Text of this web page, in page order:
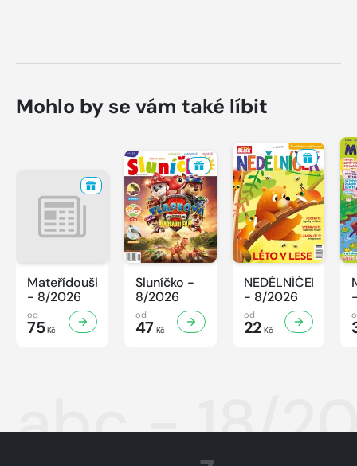
Mohlo by se vám také líbit
Mateřídouška
- 8/2026
od
75Kč
Sluníčko -
8/2026
od
47 Kč
NEDĚLNÍČEK
- 8/2026
od
22 Kč
abc - 18/